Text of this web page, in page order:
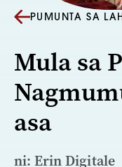
PUMUNTA SA
Mula sa
asa
ni: Erin Digitale